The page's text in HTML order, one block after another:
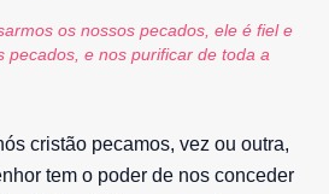
os nossos pecados, ele é fiel e
pecados, e nos purificar de toda a
cristão pecamos, vez ou outra,
tem o poder de nos conceder